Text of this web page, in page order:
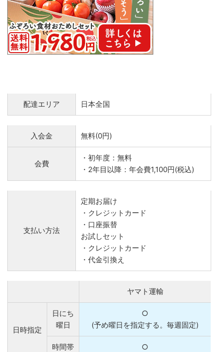
配達エリア 日本全国
入会金 無料(0円)
会費
・初年度：無料
・2年目以降：年会費1,100円(税込)
支払い方法
定期お届け
・クレジットカード
・口座振替
お試しセット
・クレジットカード
・代金引換え
ヤマト運輸
日時指定
日にち
曜日
○
(予め曜日を指定する。毎週固定)
時間帯 ○